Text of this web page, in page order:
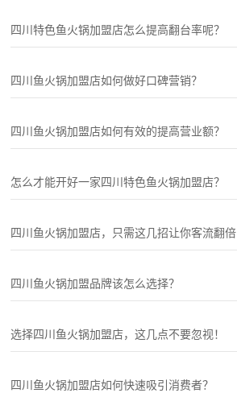
四川特色鱼火锅加盟店怎么提高翻台率呢？
四川鱼火锅加盟店如何做好口碑营销？
四川鱼火锅加盟店如何有效的提高营业额？
怎么才能开好一家四川特色鱼火锅加盟店？
四川鱼火锅加盟店，只需这几招让你客流翻倍
四川鱼火锅加盟品牌该怎么选择？
选择四川鱼火锅加盟店，这几点不要忽视！
四川鱼火锅加盟店如何快速吸引消费者？